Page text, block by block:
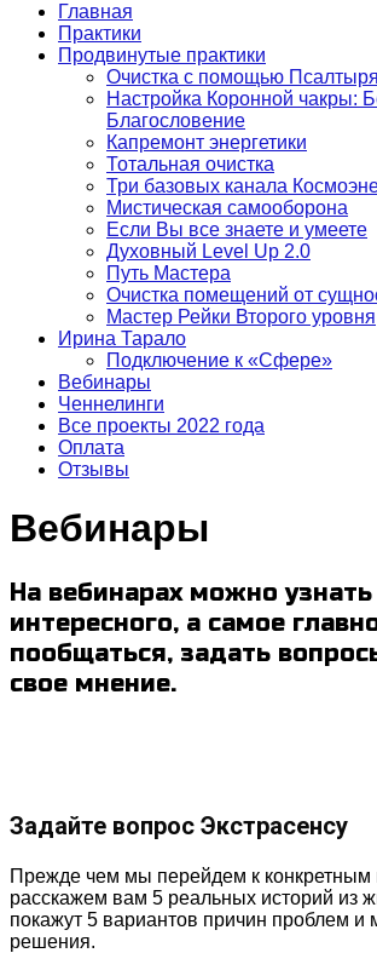
Главная
Практики
Продвинутые практики
Очистка с помощью Псалтыря
Настройка Коронной чакры:
Благословение
Капремонт энергетики
Тотальная очистка
Три базовых канала
Мистическая самооборона
Если Вы все знаете и умеете
Духовный Level Up 2.0
Путь Мастера
Очистка помещений от
Мастер Рейки Второго уровня
Ирина Тарало
Подключение к «Сфере»
Вебинары
Ченнелинги
Все проекты 2022 года
Оплата
Отзывы
Вебинары
На вебинарах можно
интересного, а самое
пообщаться, задать
свое мнение.
Задайте вопрос Экстрасенсу
Прежде чем мы перейдем к
расскажем вам 5 реальных историй из
покажут 5 вариантов причин проблем и
решения.